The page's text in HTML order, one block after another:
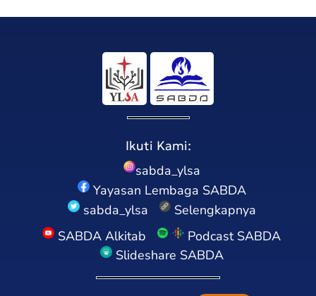
Ikuti Kami:
sabda_ylsa
Yayasan Lembaga SABDA
sabda_ylsa
Selengkapnya
SABDA Alkitab
Podcast SABDA
Slideshare SABDA